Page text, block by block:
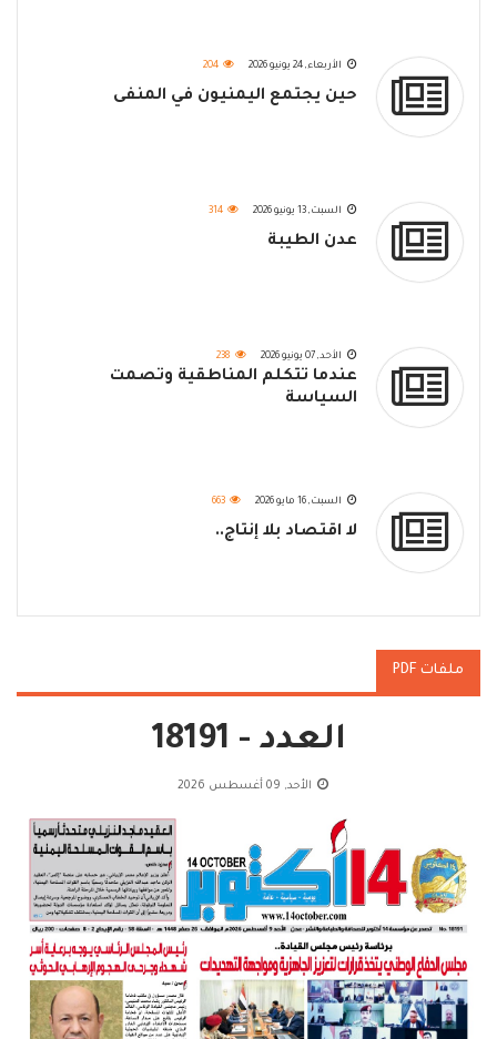
الأربعاء, 24 يونيو 2026 204
حين يجتمع اليمنيون في المنفى
السبت, 13 يونيو 2026 314
عدن الطيبة
الأحد, 07 يونيو 2026 238
عندما تتكلم المناطقية وتصمت
السياسة
السبت, 16 مايو 2026 663
لا اقتصاد بلا إنتاج..
ملفات PDF
العدد - 18191
الأحد, 09 أغسطس 2026